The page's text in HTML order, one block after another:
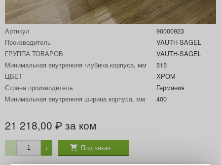
Артикул
90000923
Производитель
VAUTH-SAGEL
ГРУППА ТОВАРОВ
VAUTH-SAGEL
Минимальная внутренняя глубина корпуса, мм
515
ЦВЕТ
ХРОМ
Страна производитель
Германия
Минимальная внутренняя ширина корпуса, мм
400
21 218,00 ₽ за ком
− + Под заказ